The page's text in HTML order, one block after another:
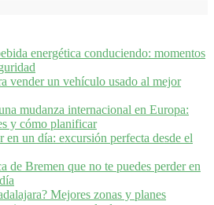
energética conduciendo: momentos
vender un vehículo usado al mejor
mudanza internacional en Europa:
y cómo planificar
en un día: excursión perfecta desde el
de Bremen que no te puedes perder en
Mejores zonas y planes​